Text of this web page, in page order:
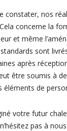
constater, nos
concerne la
et même
sont
après
être soumis à
éléments de
votre futur
pas à